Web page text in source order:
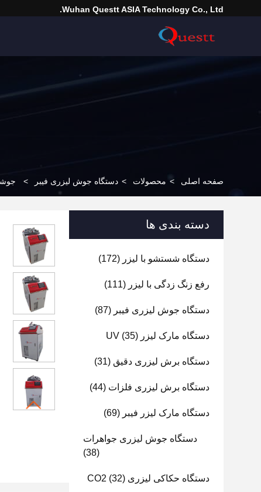
Wuhan Questt ASIA Technology Co., Ltd.
صفحه اصلی > محصولات > دستگاه جوش لیزری فیبر >
دسته بندی ها
دستگاه شستشو با لیزر (172)
رفع زنگ زدگی با لیزر (111)
دستگاه جوش لیزری فیبر (87)
دستگاه مارک لیزر UV (35)
دستگاه برش لیزری دقیق (31)
دستگاه برش لیزری فلزات (44)
دستگاه مارک لیزر فیبر (69)
دستگاه جوش لیزری جواهرات
(38)
دستگاه حکاکی لیزری CO2 (32)